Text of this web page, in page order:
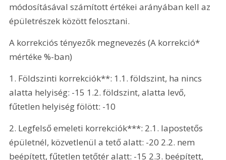
módosításával számított értékei arányában kell az
épületrészek között felosztani.
A korrekciós tényezők megnevezés (A korrekció*
mértéke %-ban)
1. Földszinti korrekciók**: 1.1. földszint, ha nincs
alatta helyiség: -15 1.2. földszint, alatta levő,
fűtetlen helyiség fölött: -10
2. Legfelső emeleti korrekciók***: 2.1. lapostetős
épületnél, közvetlenül a tető alatt: -20 2.2. nem
beépített, fűtetlen tetőtér alatt: -15 2.3. beépített,